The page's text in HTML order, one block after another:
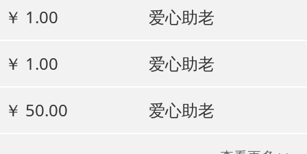
￥ 1.00 爱心助老
￥ 1.00 爱心助老
￥ 50.00 爱心助老